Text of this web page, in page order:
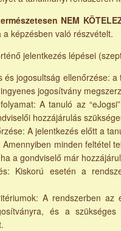
NEM
képzésben való részvételt.
jelentkezés lépései
és jogosultság ellenőrzése:
jogosítvány
A tanuló az
hozzájárulás
A jelentkezés előtt a
Amennyiben minden feltétel
a gondviselő már
Kiskorú esetén a
A rendszerben
és a